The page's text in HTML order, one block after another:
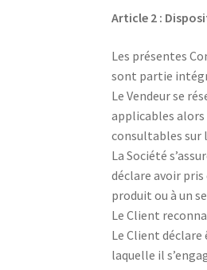
Article 2 :
Les présentes
sont partie
Le Vendeur se
applicables alors
consultables sur
La Société
déclare avoir pris
produit ou à un
Le Client
Le Client
laquelle il